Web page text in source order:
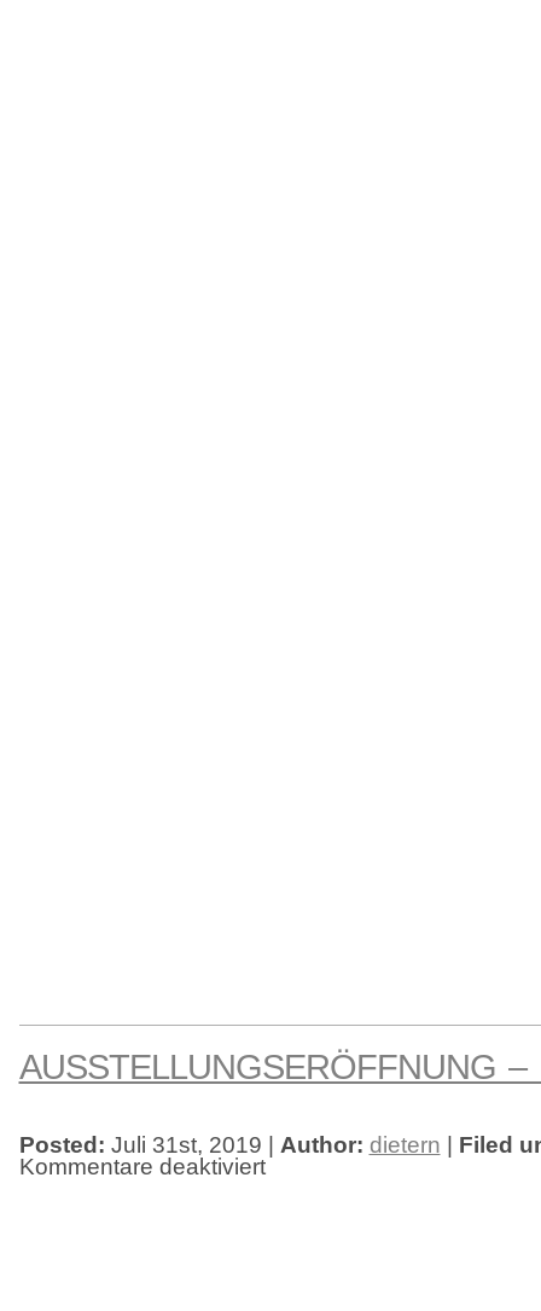
AUSSTELLUNGSERÖFFNUNG –
Posted: Juli 31st, 2019 | Author: dietern
Filed
Kommentare deaktiviertfür
Ausstellungseröffnung